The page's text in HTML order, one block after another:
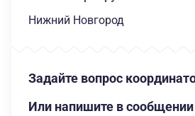
Нижний Новгород
Задайте вопрос
Или напишите в сообщении